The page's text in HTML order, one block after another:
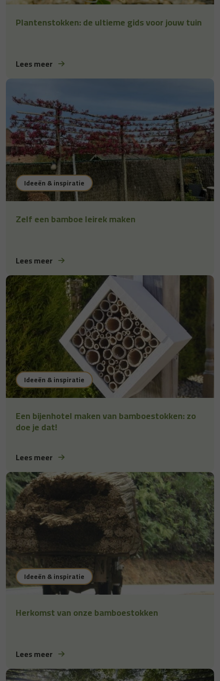
Plantenstokken: de ultieme gids voor jouw tuin
Lees meer
Ideeën & inspiratie
Zelf een bamboe leirek maken
Lees meer
Ideeën & inspiratie
Een bijenhotel maken van bamboestokken: zo
doe je dat!
Lees meer
Ideeën & inspiratie
Herkomst van onze bamboestokken
Lees meer